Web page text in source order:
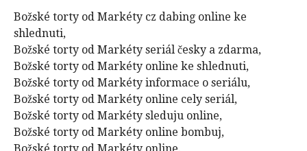
Božské torty od Markéty cz dabing online ke
shlednuti,
Božské torty od Markéty seriál česky a zdarma,
Božské torty od Markéty online ke shlednuti,
Božské torty od Markéty informace o seriálu,
Božské torty od Markéty online cely seriál,
Božské torty od Markéty sleduju online,
Božské torty od Markéty online bombuj,